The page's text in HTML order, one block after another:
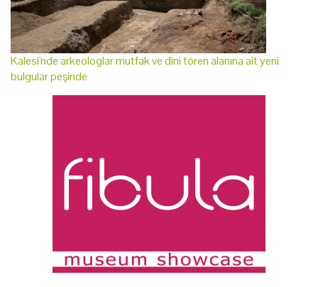
Kalesi'nde arkeologlar mutfak ve dini tören alanına ait yeni
bulgular peşinde